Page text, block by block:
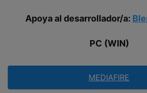
Apoya al desarrollador/a:
PC (WIN)
MEDIAFIRE